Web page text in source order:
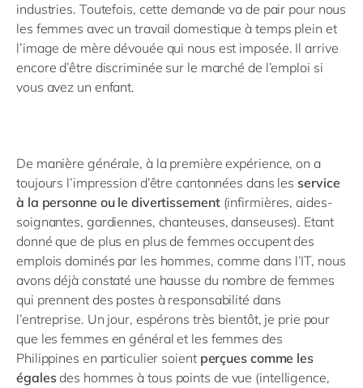
industries. Toutefois, cette demande va de pair pour nous
les femmes avec un travail domestique à temps plein et
l’image de mère dévouée qui nous est imposée. Il arrive
encore d’être discriminée sur le marché de l’emploi si
vous avez un enfant.
De manière générale, à la première expérience, on a
toujours l’impression d’être cantonnées dans les service
à la personne ou le divertissement(infirmières, aides-
soignantes, gardiennes, chanteuses, danseuses). Etant
donné que de plus en plus de femmes occupent des
emplois dominés par les hommes, comme dans l’IT, nous
avons déjà constaté une hausse du nombre de femmes
qui prennent des postes à responsabilité dans
l’entreprise. Un jour, espérons très bientôt, je prie pour
que les femmes en général et les femmes des
Philippines en particulier soient perçues comme les
égalesdes hommes à tous points de vue (intelligence,